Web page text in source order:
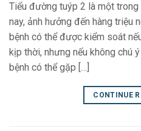
Tiểu đường tuýp 2 là một trong
nay, ảnh hưởng đến hàng triệu
bệnh có thể được kiểm soát
kịp thời, nhưng nếu không chú
bệnh có thể gặp […]
CONTINUE